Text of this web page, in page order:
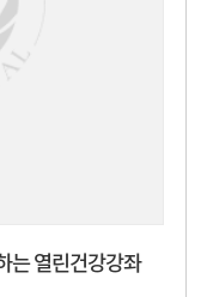
는 열린건강강좌